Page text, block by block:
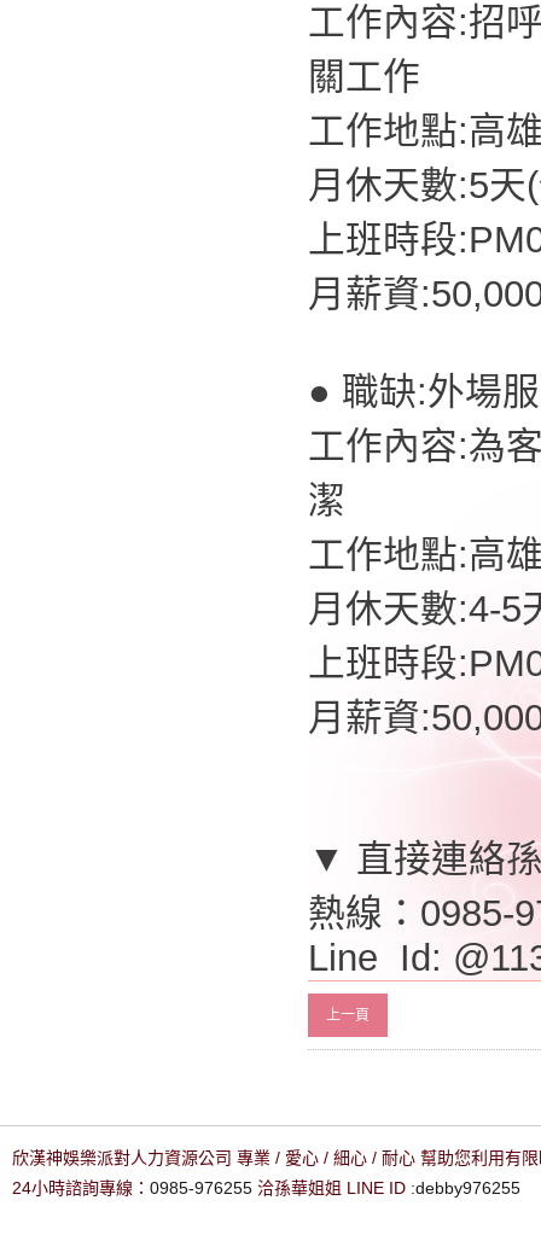
工作內容:招
關工作
工作地點:高
月休天數:5天
上班時段
月薪資
● 職缺:外場
工作內容:為
潔
工作地點:高
月休天數:4-5
上班時段
月薪資
▼ 直接連絡
熱線：0985-
Line Id:
上一頁
欣漢神娛樂派對人力資源公司 專業 / 愛心 / 細心 / 耐心 幫助您利用有
24小時諮詢專線： 0985-976255 洽孫華姐姐 LINE ID :debby976255